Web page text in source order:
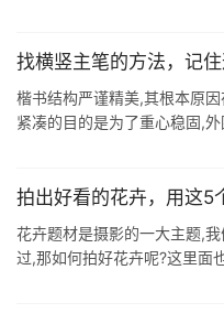
找横竖主笔的方法，记
楷书结构严谨精美,其根本原
紧凑的目的是为了重心稳固,
拍出好看的花卉，用这5
花卉题材是摄影的一大主题,
过,那如何拍好花卉呢?这里面